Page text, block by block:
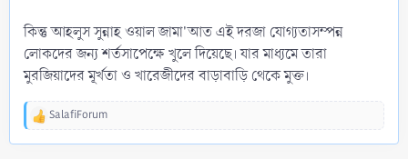
কিন্তু আহলুস সুন্নাহ ওয়াল জামা'আত এই দরজা যোগ্যতাসম্পন্ন
লোকদের জন্য শর্তসাপেক্ষে খুলে দিয়েছে। যার মাধ্যমে তারা
মুরজিয়াদের মূর্খতা ও খারেজীদের বাড়াবাড়ি থেকে মুক্ত।
R
SalafiForum